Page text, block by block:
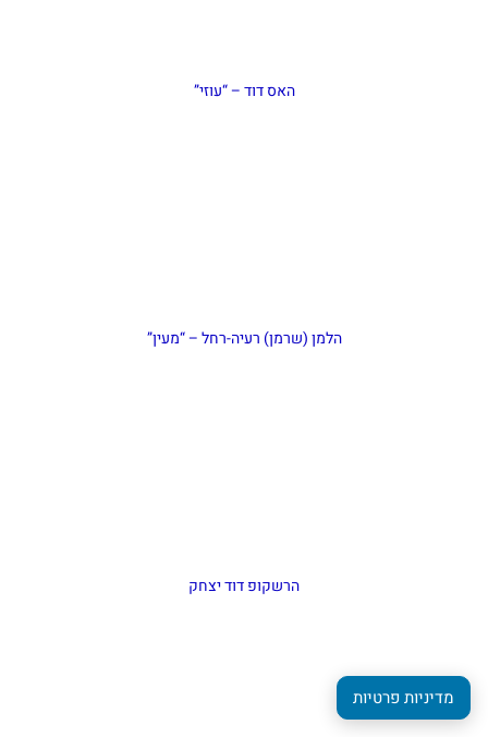
האס דוד – “עוזי”
הלמן (שרמן) רעיה-רחל – “מעין”
הרשקופ דוד יצחק
מדיניות פרטיות